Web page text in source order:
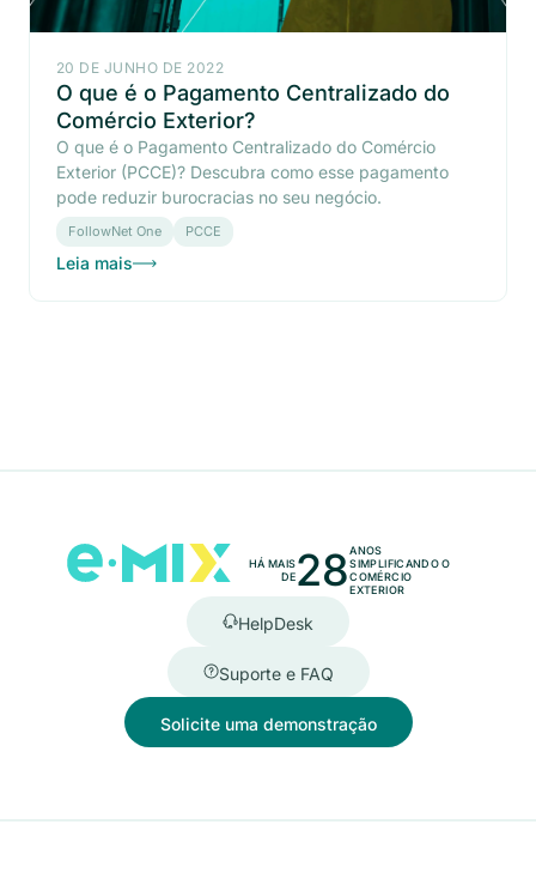
20 DE JUNHO DE 2022
O que é o Pagamento Centralizado do
Comércio Exterior?
O que é o Pagamento Centralizado do Comércio
Exterior (PCCE)? Descubra como esse pagamento
pode reduzir burocracias no seu negócio.
FollowNet One PCCE
Leia mais
HÁ MAIS
DE28ANOS
SIMPLIFICANDO O
COMÉRCIO
EXTERIOR
HelpDesk
Suporte e FAQ
Solicite uma demonstração